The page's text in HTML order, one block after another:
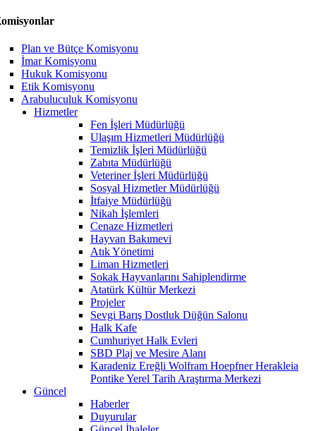
Plan ve Bütçe Komisyonu
İmar Komisyonu
Hukuk Komisyonu
Etik Komisyonu
Arabuluculuk Komisyonu
Hizmetler
Fen İşleri Müdürlüğü
Ulaşım Hizmetleri Müdürlüğü
Temizlik İşleri Müdürlüğü
Zabıta Müdürlüğü
Veteriner İşleri Müdürlüğü
Sosyal Hizmetler Müdürlüğü
İtfaiye Müdürlüğü
Nikah İşlemleri
Cenaze Hizmetleri
Hayvan Bakımevi
Atık Yönetimi
Liman Hizmetleri
Sokak Hayvanlarını Sahiplendirme
Atatürk Kültür Merkezi
Projeler
Sevgi Barış Dostluk Düğün Salonu
Halk Kafe
Cumhuriyet Halk Evleri
SBD Plaj ve Mesire Alanı
Karadeniz Ereğli Wolfram Hoepfner Herakleia
Pontike Yerel Tarih Araştırma Merkezi
Güncel
Haberler
Duyurular